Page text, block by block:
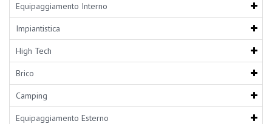
Equipaggiamento Interno
Impiantistica
High Tech
Brico
Camping
Equipaggiamento Esterno